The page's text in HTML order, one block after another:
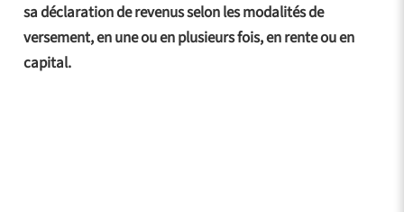
sa déclaration de revenus selon les modalités de
versement, en une ou en plusieurs fois, en rente ou en
capital.